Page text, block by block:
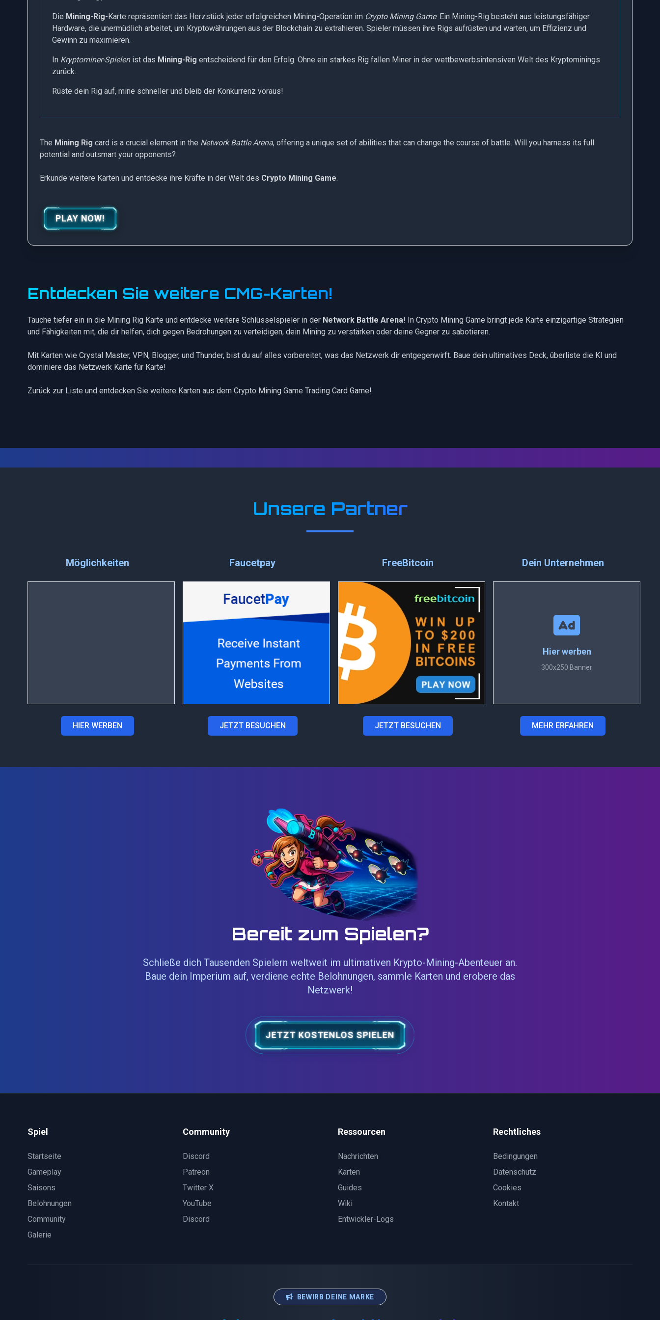
Die Mining-Rig-Karte repräsentiert das Herzstück jeder erfolgreichen Mining-Operation im Crypto Mining Game. Ein Mining-Rig besteht aus leistungsfähiger
Hardware, die unermüdlich arbeitet, um Kryptowährungen aus der Blockchain zu extrahieren. Spieler müssen ihre Rigs aufrüsten und warten, um Effizienz und
Gewinn zu maximieren.
In Kryptominer-Spielenist das Mining-Rig entscheidend für den Erfolg. Ohne ein starkes Rig fallen Miner in der wettbewerbsintensiven Welt des Kryptominings
zurück.
Rüste dein Rig auf, mine schneller und bleib der Konkurrenz voraus!
The Mining Rig card is a crucial element in the Network Battle Arena, offering a unique set of abilities that can change the course of battle. Will you harness its full
potential and outsmart your opponents?
Erkunde weitere Karten und entdecke ihre Kräfte in der Welt des Crypto Mining Game.
PLAY NOW!
Entdecken Sie weitere CMG-Karten!
Tauche tiefer ein in die Mining Rig Karte und entdecke weitere Schlüsselspieler in der Network Battle Arena! In Crypto Mining Game bringt jede Karte einzigartige Strategien
und Fähigkeiten mit, die dir helfen, dich gegen Bedrohungen zu verteidigen, dein Mining zu verstärken oder deine Gegner zu sabotieren.
Mit Karten wie Crystal Master, VPN, Blogger, und Thunder, bist du auf alles vorbereitet, was das Netzwerk dir entgegenwirft. Baue dein ultimatives Deck, überliste die KI und
dominiere das Netzwerk Karte für Karte!
Zurück zur Liste und entdecken Sie weitere Karten aus dem Crypto Mining Game Trading Card Game!
Unsere Partner
Möglichkeiten
HIER WERBEN
Faucetpay
JETZT BESUCHEN
FreeBitcoin
JETZT BESUCHEN
Dein Unternehmen
Hier werben
300x250 Banner
MEHR ERFAHREN
Bereit zum Spielen?
Schließe dich Tausenden Spielern weltweit im ultimativen Krypto-Mining-Abenteuer an.
Baue dein Imperium auf, verdiene echte Belohnungen, sammle Karten und erobere das
Netzwerk!
JETZT KOSTENLOS SPIELEN
Spiel
Startseite
Gameplay
Saisons
Belohnungen
Community
Galerie
Community
Discord
Patreon
Twitter X
YouTube
Discord
Ressourcen
Nachrichten
Karten
Guides
Wiki
Entwickler-Logs
Rechtliches
Bedingungen
Datenschutz
Cookies
Kontakt
BEWIRB DEINE MARKE